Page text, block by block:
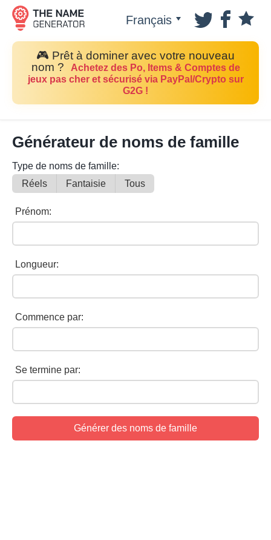
Français
🎮 Prêt à dominer avec votre nouveau
nom ?
Achetez des Po, Items & Comptes de
jeux pas cher et sécurisé via PayPal/Crypto sur
G2G !
Générateur de noms de famille
Type de noms de famille:
Réels
Fantaisie Tous
Prénom:
Longueur:
Commence par:
Se termine par: